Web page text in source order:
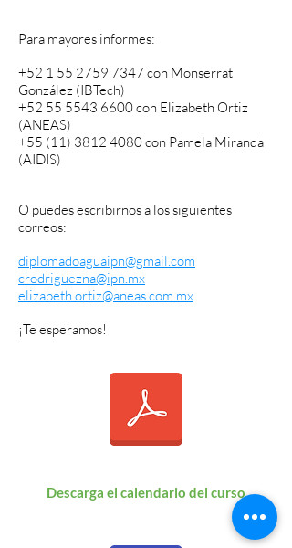
Para mayores informes:
+52 1 55 2759 7347 con Monserrat
González (IBTech)
+52 55 5543 6600con Elizabeth Ortiz
(ANEAS)
+55 (11) 3812 4080con Pamela Miranda
(AIDIS)
O puedes escribirnos a los siguientes
correos:
diplomadoaguaipn@gmail.com
crodriguezna@ipn.mx
elizabeth.ortiz@aneas.com.mx
¡Te esperamos!
Descarga el calendario del curso